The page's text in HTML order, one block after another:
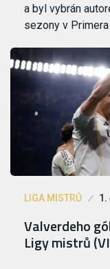
a byl vybrán
sezony v
LIGA MISTRŮ 1.
Valverdeho
Ligy mistrů